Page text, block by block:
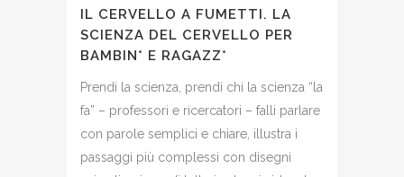
IL CERVELLO A FUMETTI. LA
SCIENZA DEL CERVELLO PER
BAMBIN* E RAGAZZ*
Prendi la scienza, prendi chi la scienza “la
fa” – professori e ricercatori – falli parlare
con parole semplici e chiare, illustra i
passaggi più complessi con disegni